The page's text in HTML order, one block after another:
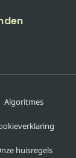
Algoritmes
huisregels